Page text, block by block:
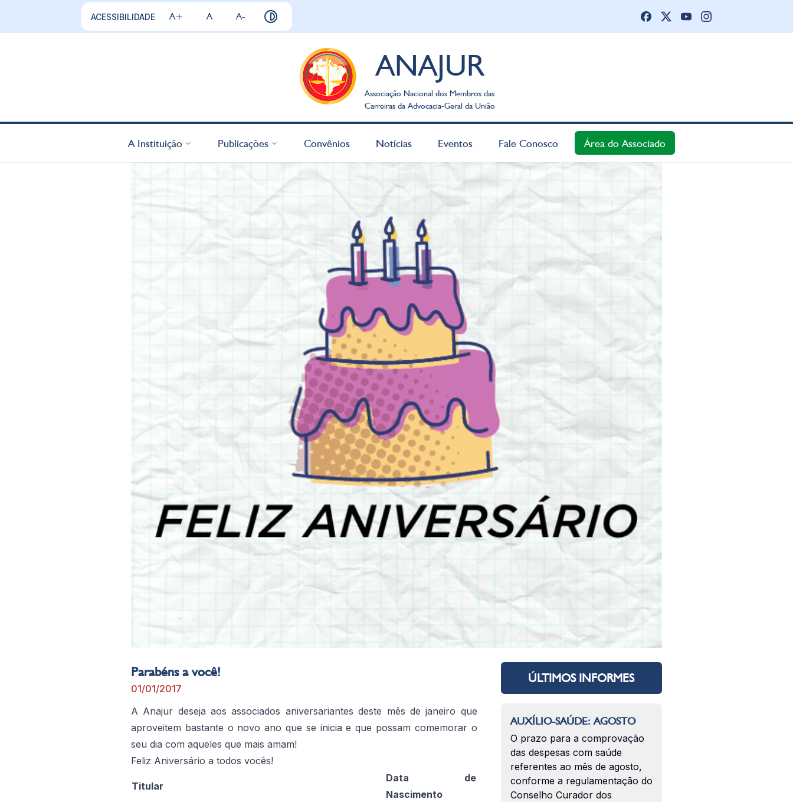
ACESSIBILIDADE A+ A A-
ANAJUR
Associação Nacional dos Membros das
Carreiras da Advocacia-Geral da União
A Instituição Publicações Convênios Notícias Eventos Fale Conosco Área do Associado
Parabéns a você!
01/01/2017
A Anajur deseja aos associados aniversariantes deste mês de janeiro que
aproveitem bastante o novo ano que se inicia e que possam comemorar o
seu dia com aqueles que mais amam!
Feliz Aniversário a todos vocês!
Titular
Data de
Nascimento
ÚLTIMOS INFORMES
AUXÍLIO-SAÚDE: AGOSTO
O prazo para a comprovação
das despesas com saúde
referentes ao mês de agosto,
conforme a regulamentação do
Conselho Curador dos